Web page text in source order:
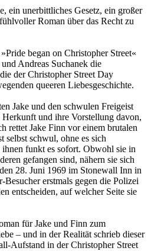
ein unerbittliches Gesetz, ein großer
Roman über das Recht zu
began on Christopher Street«
Andreas Suchanek die
der Christopher Street Day
queeren Liebesgeschichte.
Jake und den schwulen Freigeist
Herkunft und ihre Vorstellung davon,
rettet Jake Finn vor einem brutalen
selbst schwul, ohne es sich
funkt es sofort. Obwohl sie in
gefangen sind, nähern sie sich
28. Juni 1969 im Stonewall Inn in
erstmals gegen die Polizei
entscheiden, auf welcher Seite sie
für Jake und Finn zum
– und in der Realität schrieb dieser
Aufstand in der Christopher Street